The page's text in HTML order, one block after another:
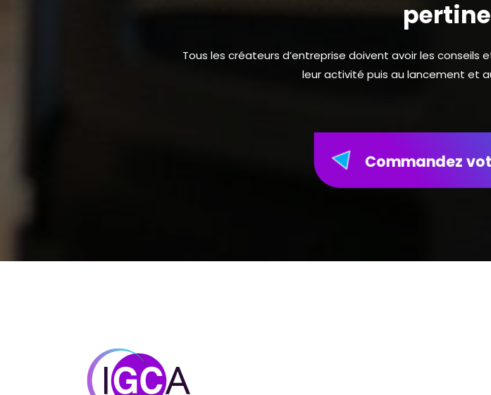
Tous les créateurs d’entreprise doivent avoir les
leur activité puis au lancement et
Commandez